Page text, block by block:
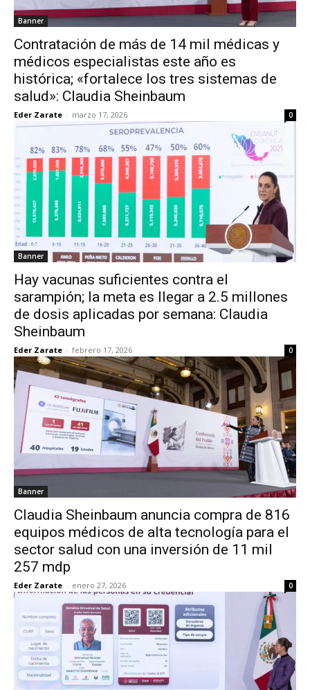
Banner
Contratación de más de 14 mil médicas y
médicos especialistas este año es
histórica; «fortalece los tres sistemas de
salud»: Claudia Sheinbaum
Eder Zarate - marzo 17, 2026 0
Banner
Hay vacunas suficientes contra el
sarampión; la meta es llegar a 2.5 millones
de dosis aplicadas por semana: Claudia
Sheinbaum
Eder Zarate - febrero 17, 2026 0
Banner
Claudia Sheinbaum anuncia compra de 816
equipos médicos de alta tecnología para el
sector salud con una inversión de 11 mil
257 mdp
Eder Zarate - enero 27, 2026 0